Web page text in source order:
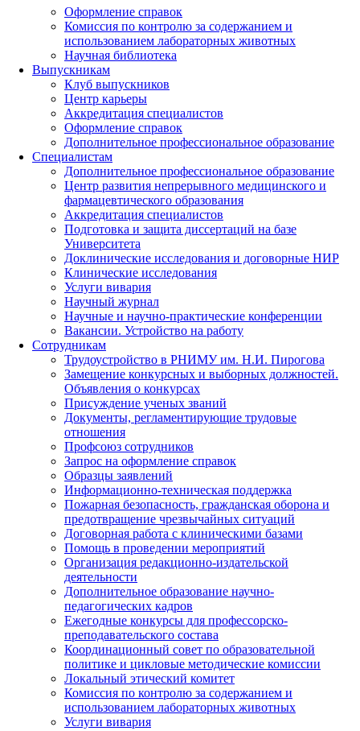
Оформление справок
Комиссия по контролю за содержанием и
использованием лабораторных животных
Научная библиотека
Выпускникам
Клуб выпускников
Центр карьеры
Аккредитация специалистов
Оформление справок
Дополнительное профессиональное образование
Специалистам
Дополнительное профессиональное образование
Центр развития непрерывного медицинского и
фармацевтического образования
Аккредитация специалистов
Подготовка и защита диссертаций на базе
Университета
Доклинические исследования и договорные НИР
Клинические исследования
Услуги вивария
Научный журнал
Научные и научно-практические конференции
Вакансии. Устройство на работу
Сотрудникам
Трудоустройство в РНИМУ им. Н.И. Пирогова
Замещение конкурсных и выборных должностей.
Объявления о конкурсах
Присуждение ученых званий
Документы, регламентирующие трудовые
отношения
Профсоюз сотрудников
Запрос на оформление справок
Образцы заявлений
Информационно-техническая поддержка
Пожарная безопасность, гражданская оборона и
предотвращение чрезвычайных ситуаций
Договорная работа с клиническими базами
Помощь в проведении мероприятий
Организация редакционно-издательской
деятельности
Дополнительное образование научно-
педагогических кадров
Ежегодные конкурсы для профессорско-
преподавательского состава
Координационный совет по образовательной
политике и цикловые методические комиссии
Локальный этический комитет
Комиссия по контролю за содержанием и
использованием лабораторных животных
Услуги вивария